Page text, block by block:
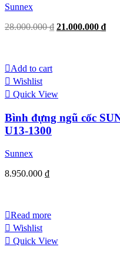
Sunnex
28.000.000₫ Original
21.000.000 ₫
Add to cart
Wishlist
Quick View
Bình đựng ngũ cốc
U13-1300
Sunnex
8.950.000 ₫
Read more
Wishlist
Quick View